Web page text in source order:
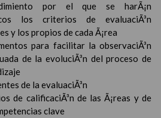
por el que se harÃ¡n
los criterios de evaluaciÃ³n
y los propios de cada Ã¡rea
para facilitar la observaciÃ³n
de la evoluciÃ³n del proceso de
de la evaluaciÃ³n
de calificaciÃ³n de las Ã¡reas y de
clave